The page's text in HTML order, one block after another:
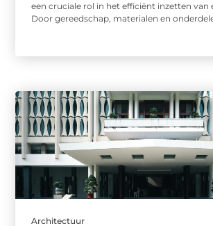
een cruciale rol in het efficiënt inzetten van
Door gereedschap, materialen en
Architectuur